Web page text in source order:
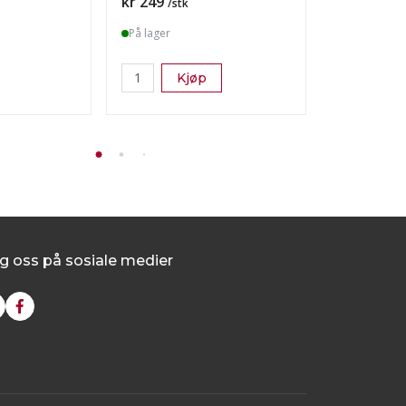
På lager
Kjøp
oss på sosiale medier